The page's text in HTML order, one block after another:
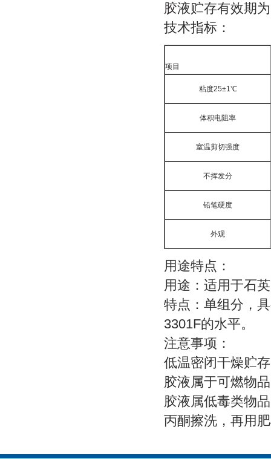
胶液贮存有效期
技术指标：
项目
粘度25±1℃
体积电阻率
室温剪切强度
不挥发分
铅笔硬度
外观
用途特点：
用途：适用于石
特点：单组分，
3301F的水平。
注意事项：
低温密闭干燥贮
胶液
胶液属低毒类物
丙酮擦洗，再用